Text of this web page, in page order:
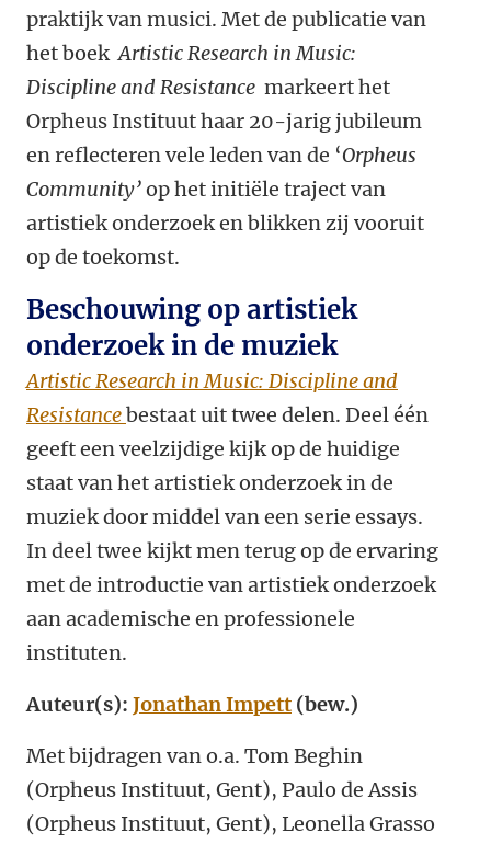
praktijk van musici. Met de publicatie van
het boekArtistic Research in Music:
Discipline and Resistance markeert het
Orpheus Instituut haar 20-jarig jubileum
en reflecteren vele leden van de ‘Orpheus
Community’op het initiële traject van
artistiek onderzoek en blikken zij vooruit
op de toekomst.
Beschouwing op artistiek
onderzoek in de muziek
Artistic Research in Music: Discipline and
Resistancebestaat uit twee delen. Deel één
geeft een veelzijdige kijk op de huidige
staat van het artistiek onderzoek in de
muziek door middel van een serie essays.
In deel twee kijkt men terug op de ervaring
met de introductie van artistiek onderzoek
aan academische en professionele
instituten.
Auteur(s): Jonathan Impett (bew.)
Met bijdragen van o.a. Tom Beghin
(Orpheus Instituut, Gent), Paulo de Assis
(Orpheus Instituut, Gent), Leonella Grasso